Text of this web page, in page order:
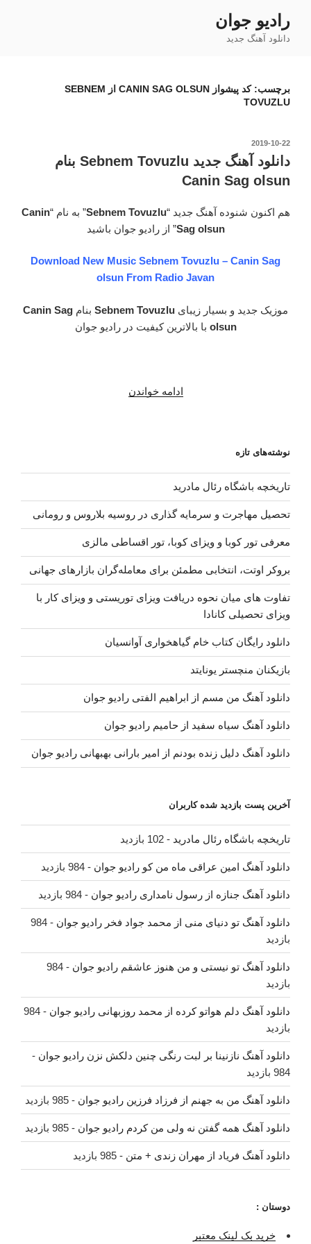
محتوا
رادیو جوان
دانلود آهنگ جدید
برچسب:
کد پیشواز CANIN SAG OLSUN از SEBNEM
TOVUZLU
نوشته‌شده
2019-10-22
دانلود آهنگ جدید Sebnem Tovuzlu بنام
Canin Sag olsun
هم اکنون شنوده آهنگ جدید “Sebnem Tovuzlu” به نام “Canin
Sag olsun” از رادیو جوان باشید
Download New Music Sebnem Tovuzlu – Canin Sag
olsun From Radio Javan
موزیک جدید و بسیار زیبای Sebnem Tovuzlu بنام Canin Sag
olsun با بالاترین کیفیت در رادیو جوان
ادامه خواندن
بنام
olsun”
نوشته‌های تازه
تاریخچه باشگاه رئال مادرید
تحصیل مهاجرت و سرمایه گذاری در روسیه بلاروس و رومانی
معرفی تور کوبا و ویزای کوبا، تور اقساطی مالزی
بروکر اوتت، انتخابی مطمئن برای معامله‌گران بازارهای جهانی
تفاوت های میان نحوه دریافت ویزای توریستی و ویزای کار با
ویزای تحصیلی کانادا
دانلود رایگان کتاب خام گیاهخواری آوانسیان
بازیکنان منچستر یونایتد
دانلود آهنگ من مسم از ابراهیم الفتی رادیو جوان
دانلود آهنگ سیاه سفید از حامیم رادیو جوان
دانلود آهنگ دلیل زنده بودنم از امیر بارانی بهبهانی رادیو جوان
آخرین پست بازدید شده کاربران
تاریخچه باشگاه رئال مادرید - 102 بازدید
دانلود آهنگ امین عراقی ماه من کو رادیو جوان - 984 بازدید
دانلود آهنگ جنازه از رسول نامداری رادیو جوان - 984 بازدید
دانلود آهنگ تو دنیای منی از محمد جواد فخر رادیو جوان
- 984
بازدید
دانلود آهنگ تو نیستی و من هنوز عاشقم رادیو جوان
- 984
بازدید
دانلود آهنگ دلم هواتو کرده از محمد روزبهانی رادیو جوان
- 984
بازدید
دانلود آهنگ نازنینا بر لبت رنگی چنین دلکش نزن رادیو جوان -
984 بازدید
دانلود آهنگ من به جهنم از فرزاد فرزین رادیو جوان - 985 بازدید
دانلود آهنگ همه گفتن نه ولی من کردم رادیو جوان - 985 بازدید
دانلود آهنگ فریاد از مهران زندی + متن - 985 بازدید
دوستان :
خرید بک لینک معتبر